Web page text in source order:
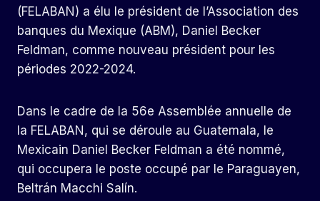
(FELABAN) a élu le président de l’Association des
banques du Mexique (ABM), Daniel Becker
Feldman, comme nouveau président pour les
périodes 2022-2024.
Dans le cadre de la 56e Assemblée annuelle de
la FELABAN, qui se déroule au Guatemala, le
Mexicain Daniel Becker Feldman a été nommé,
qui occupera le poste occupé par le Paraguayen,
Beltrán Macchi Salín.